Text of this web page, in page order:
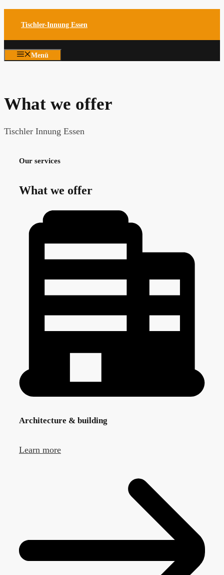
Inhalt
Tischler-Innung Essen
Menü
What we offer
Tischler Innung Essen
Our services
What we offer
Architecture & building
Learn more